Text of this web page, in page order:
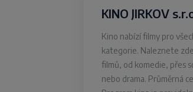
KINO JIRKOV
Kino nabízí filmy pro
kategorie. Naleznete
filmů, od komedie, přes
nebo drama. Průměrná